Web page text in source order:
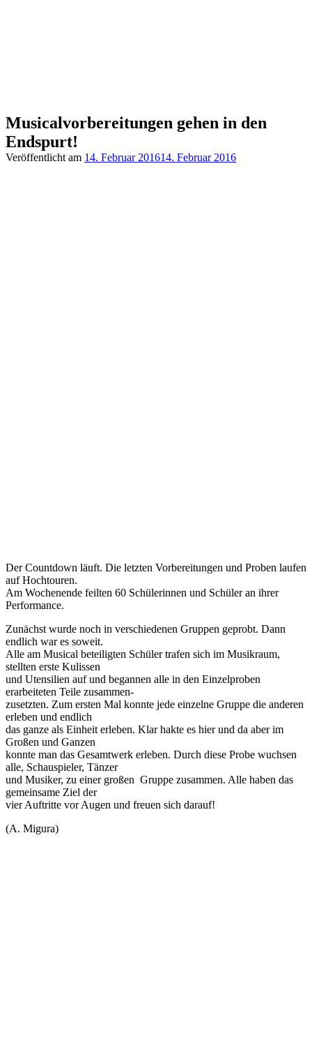
Musicalvorbereitungen gehen in den
Endspurt!
Veröffentlicht am 14. Februar 201614. Februar 2016
Der Countdown läuft. Die letzten Vorbereitungen und Proben laufen
auf Hochtouren.
Am Wochenende feilten 60 Schülerinnen und Schüler an ihrer
Performance.
Zunächst wurde noch in verschiedenen Gruppen geprobt. Dann
endlich war es soweit.
Alle am Musical beteiligten Schüler trafen sich im Musikraum,
stellten erste Kulissen
und Utensilien auf und begannen alle in den Einzelproben
erarbeiteten Teile zusammen-
zusetzten. Zum ersten Mal konnte jede einzelne Gruppe die anderen
erleben und endlich
das ganze als Einheit erleben. Klar hakte es hier und da aber im
Großen und Ganzen
konnte man das Gesamtwerk erleben. Durch diese Probe wuchsen
alle, Schauspieler, Tänzer
und Musiker, zu einer großen Gruppe zusammen. Alle haben das
gemeinsame Ziel der
vier Auftritte vor Augen und freuen sich darauf!
(A. Migura)